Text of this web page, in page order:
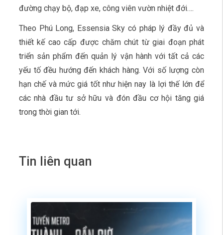
đường chạy bộ, đạp xe, công viên vườn nhiệt đới….
Theo Phú Long, Essensia Sky có pháp lý đầy đủ và
thiết kế cao cấp được chăm chút từ giai đoạn phát
triển sản phẩm đến quản lý vận hành với tất cả các
yếu tố đều hướng đến khách hàng. Với số lượng còn
hạn chế và mức giá tốt như hiện nay là lợi thế lớn để
các nhà đầu tư sở hữu và đón đầu cơ hội tăng giá
trong thời gian tới.
Tin liên quan